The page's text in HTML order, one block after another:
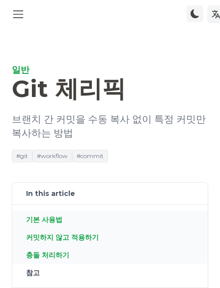
일반
Git 체리픽
브랜치 간 커밋을 수동 복사 없이 특정 커밋만
복사하는 방법
#git #workflow #commit
In this article
기본 사용법
커밋하지 않고 적용하기
충돌 처리하기
참고